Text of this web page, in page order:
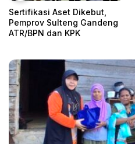
Sertifikasi Aset Dikebut,
Pemprov Sulteng Gandeng
ATR/BPN dan KPK